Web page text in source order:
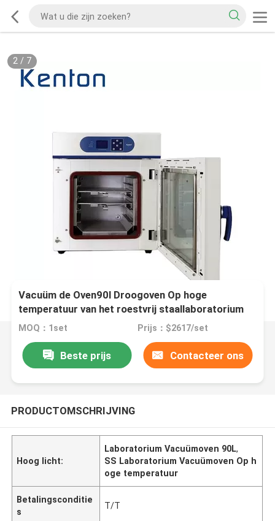
2/ 7
Vacuüm de Oven90l Droogoven Op hoge
temperatuur van het roestvrij staallaboratorium
MOQ：1set Prijs：$2617/set
Beste prijs Contacteer ons
PRODUCTOMSCHRIJVING
Hoog licht:
Laboratorium Vacuümoven 90L,
SS Laboratorium Vacuümoven Op h
oge temperatuur
Betalingsconditie
s
T/T